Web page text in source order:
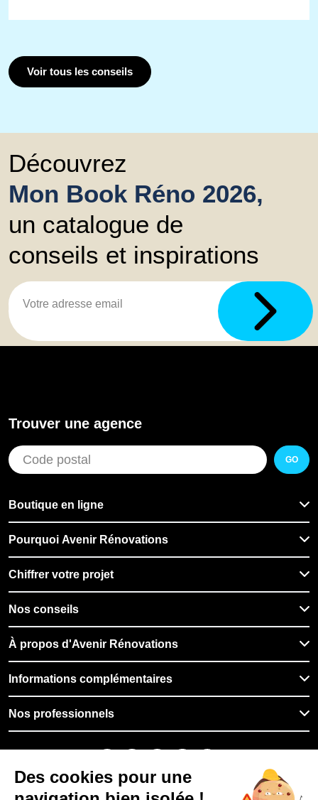
Voir tous les conseils
Découvrez
Mon Book Réno 2026,
un catalogue de
conseils et inspirations
Trouver une agence
GO
Boutique en ligne
Pourquoi Avenir Rénovations
Chiffrer votre projet
Nos conseils
À propos d'Avenir Rénovations
Informations complémentaires
Nos professionnels